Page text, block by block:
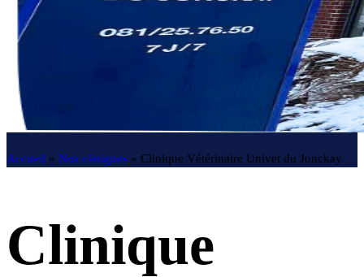
Accueil » Nos cliniques » Clinique Vétérinaire Univet du Jonckay
Clinique